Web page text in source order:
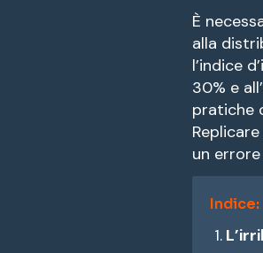
È
alla
l’indice
30% e
pratiche
un
Indice: